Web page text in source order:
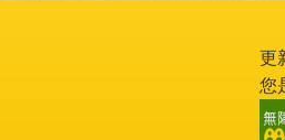
更
您